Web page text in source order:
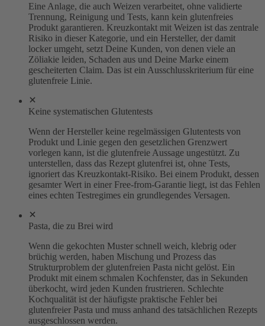
Eine Anlage, die auch Weizen verarbeitet, ohne validierte
Trennung, Reinigung und Tests, kann kein glutenfreies
Produkt garantieren. Kreuzkontakt mit Weizen ist das zentrale
Risiko in dieser Kategorie, und ein Hersteller, der damit
locker umgeht, setzt Deine Kunden, von denen viele an
Zöliakie leiden, Schaden aus und Deine Marke einem
gescheiterten Claim. Das ist ein Ausschlusskriterium für eine
glutenfreie Linie.
Keine systematischen Glutentests
Wenn der Hersteller keine regelmässigen Glutentests von
Produkt und Linie gegen den gesetzlichen Grenzwert
vorlegen kann, ist die glutenfreie Aussage ungestützt. Zu
unterstellen, dass das Rezept glutenfrei ist, ohne Tests,
ignoriert das Kreuzkontakt-Risiko. Bei einem Produkt, dessen
gesamter Wert in einer Free-from-Garantie liegt, ist das Fehlen
eines echten Testregimes ein grundlegendes Versagen.
Pasta, die zu Brei wird
Wenn die gekochten Muster schnell weich, klebrig oder
brüchig werden, haben Mischung und Prozess das
Strukturproblem der glutenfreien Pasta nicht gelöst. Ein
Produkt mit einem schmalen Kochfenster, das in Sekunden
überkocht, wird jeden Kunden frustrieren. Schlechte
Kochqualität ist der häufigste praktische Fehler bei
glutenfreier Pasta und muss anhand des tatsächlichen Rezepts
ausgeschlossen werden.